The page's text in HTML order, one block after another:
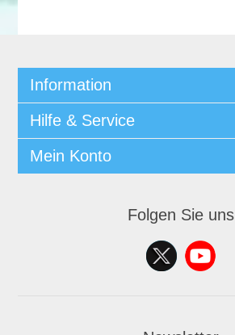
Information
Hilfe & Service
Mein Konto
Folgen Sie uns